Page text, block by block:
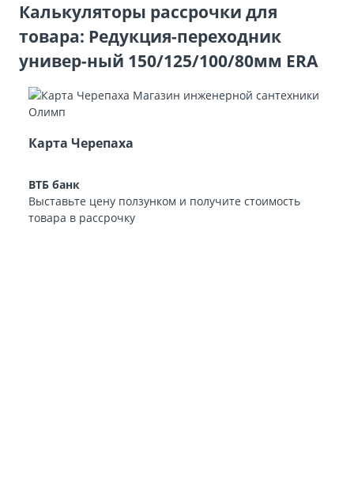
Калькуляторы рассрочки для
товара: Редукция-переходник
универ-ный 150/125/100/80мм ERA
Карта Черепаха
ВТБ банк
Выставьте цену ползунком и получите стоимость
товара в рассрочку